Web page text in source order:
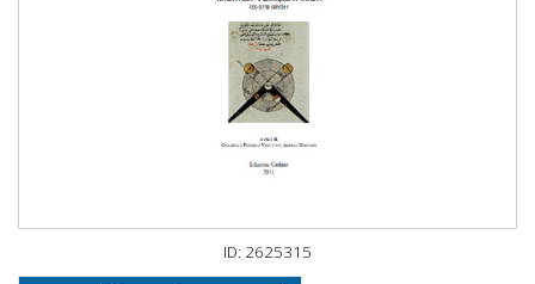
ID: 2625315